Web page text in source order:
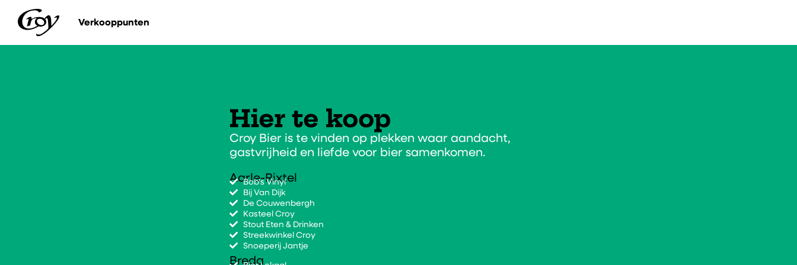
Verkooppunten
Hier te koop
Croy Bier is te vinden op plekken waar aandacht,
gastvrijheid en liefde voor bier samenkomen.
Aarle-Rixtel
Bob's Vinyl
Bij Van Dijk
De Couwenbergh
Kasteel Croy
Stout Eten & Drinken
Streekwinkel Croy
Snoeperij Jantje
Breda